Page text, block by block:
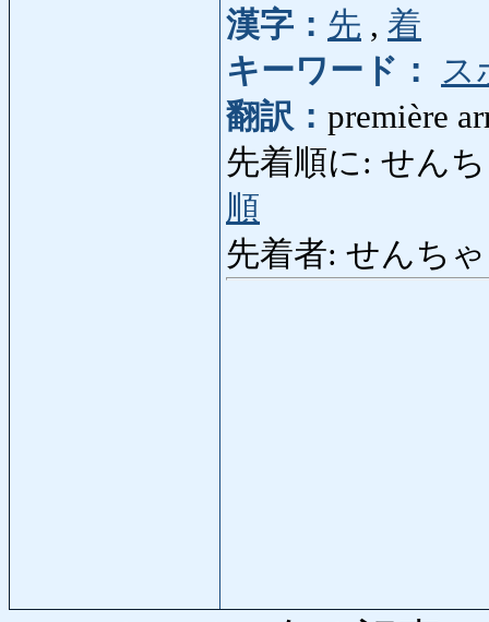
漢字： 先 , 着
キーワード：
ス
翻訳： première
先着順に: せん
順
先着者: せんち